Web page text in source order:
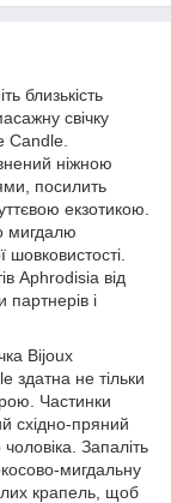
близькість
свічку
Candle.
ніжною
посилить
екзотикою.
мигдалю
Aphrodisia від
і
Bijoux
здатна не тільки
Частинки
східно-пряний
Запаліть
мигдальну
крапель, щоб